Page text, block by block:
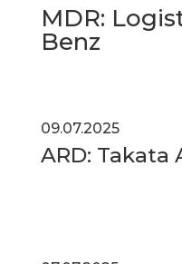
MDR:
Benz
09.07.2025
ARD: Takata